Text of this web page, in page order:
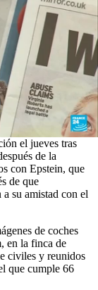
“predilecto”
la última
de ellas es su
de un
información
Epsteinmientras
Unido.
el jueves tras
de la
con Epstein, que
de que
su amistad con el
de coches
en la finca de
civiles y reunidos
que cumple 66